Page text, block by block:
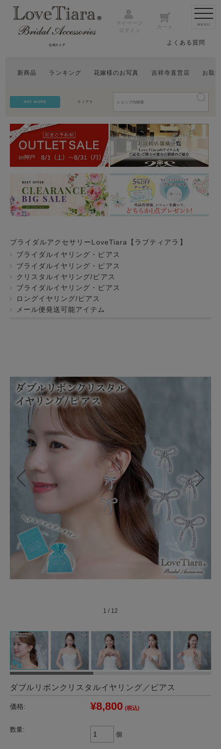
公式ストア
マイページ
ログイン
カート
よくある質問
新商品 ランキング 花嫁様のお写真 吉祥寺直営店 お取
HOT WORD ティアラ
MENU
ブライダルアクセサリーLoveTiara【ラブティアラ】
ブライダルイヤリング・ピアス
ブライダルイヤリング・ピアス
クリスタルイヤリング/ピアス
ブライダルイヤリング・ピアス
ロングイヤリング/ピアス
メール便発送可能アイテム
1 / 12
ダブルリボンクリスタルイヤリング／ピアス
価格: ¥8,800 (税込)
数量:
個